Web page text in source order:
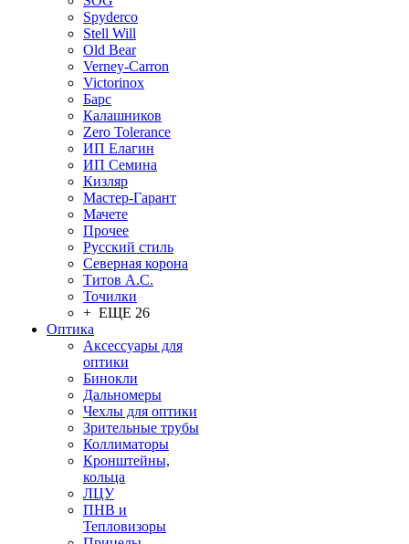
Spyderco
Stell Will
Old Bear
Verney-Carron
Victorinox
Барс
Калашников
Zero Tolerance
ИП Елагин
ИП Семина
Кизляр
Мастер-Гарант
Мачете
Прочее
Русский стиль
Северная корона
Титов А.С.
Точилки
+ ЕЩЕ 26
Оптика
Аксессуары для
оптики
Бинокли
Дальномеры
Чехлы для оптики
Зрительные трубы
Коллиматоры
Кронштейны,
кольца
ЛЦУ
ПНВ и
Тепловизоры